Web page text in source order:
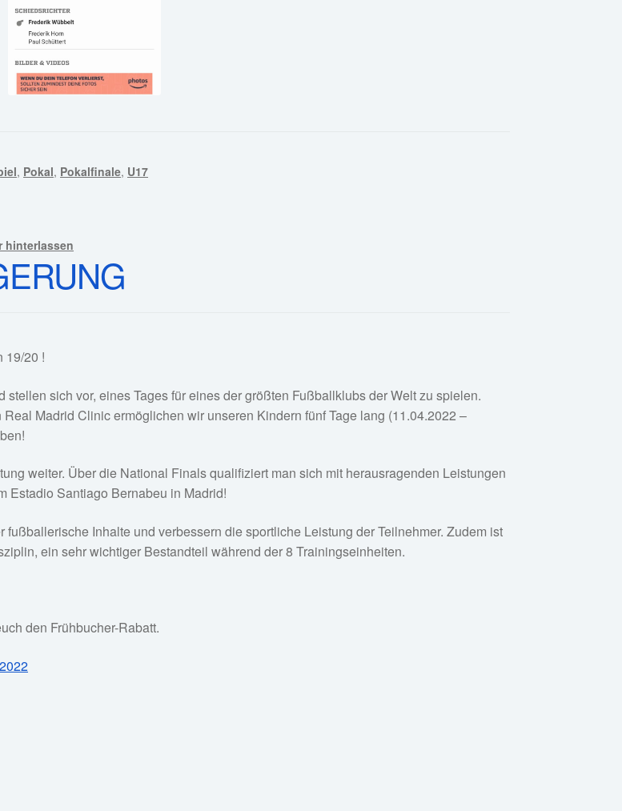
, Pokal, Pokalfinale, U17
hinterlassen
19/20 !
sich vor, eines Tages für eines der größten Fußballklubs der Welt zu spielen.
Madrid Clinic ermöglichen wir unseren Kindern fünf Tage lang (11.04.2022 –
weiter. Über die National Finals qualifiziert man sich mit herausragenden Leistungen
Estadio Santiago Bernabeu in Madrid!
Inhalte und verbessern die sportliche Leistung der Teilnehmer. Zudem ist
ein sehr wichtiger Bestandteil während der 8 Trainingseinheiten.
den Frühbucher-Rabatt.